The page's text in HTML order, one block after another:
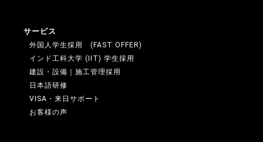
サービス
外国人学生採用 (FAST OFFER)
インド工科大学 (IIT) 学生採用
建設・設備｜施工管理採用
日本語研修
VISA・来日サポート
お客様の声